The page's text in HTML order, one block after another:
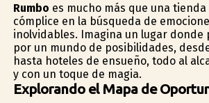
Rumbo es mucho más que una
cómplice en la búsqueda de
inolvidables. Imagina un lugar donde
por un mundo de posibilidades,
hasta hoteles de ensueño, todo al
y con un toque de magia.
Explorando el Mapa de